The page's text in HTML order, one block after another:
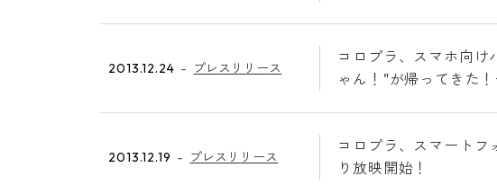
2013.12.24 プレスリリース
コロプラ、スマホ向け
ゃん！"が帰ってきた
2013.12.19 プレスリリース
コロプラ、スマートフ
り放映開始！